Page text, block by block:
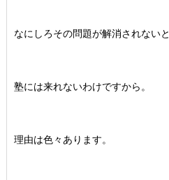
なにしろその問題が解消されないと
塾には来れないわけですから。
理由は色々あります。